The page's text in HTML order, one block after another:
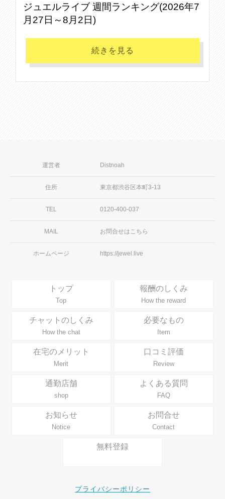
ジュエルライブ 週間ランキング(2026年7
月27日～8月2日)
続きを見る
運営者 Distnoah
住所 東京都渋谷区本町3-13
TEL 0120-400-037
MAIL お問合せはこちら
ホームページ https://jewel.live
トップ
Top
報酬のしくみ
How the reward
チャットのしくみ
How the chat
必要なもの
Item
在宅のメリット
Merit
口コミ評価
Review
通勤店舗
shop
よくある質問
FAQ
お知らせ
Notice
お問合せ
Contact
無料登録
プライバシーポリシー